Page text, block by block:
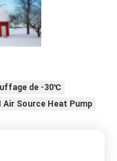
de -30℃
Air Source Heat Pump